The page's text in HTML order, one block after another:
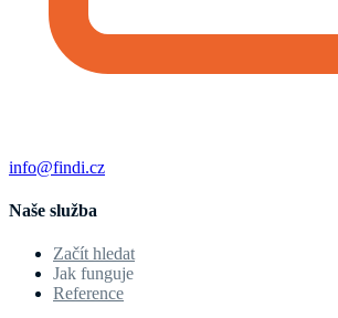
info@findi.cz
Naše služba
Začít hledat
Jak funguje
Reference